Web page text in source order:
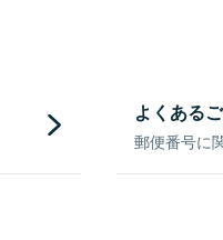
よくある
郵便番号に